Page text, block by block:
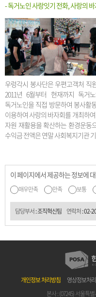
- 독거노인 사랑잇기 전화, 사랑의
우렁각시 봉사단은 우편고객처 직
2011년 6월부터 현재까지 독거
독거노인을 직접 방문하여 봉사활
이용하여 사랑의 바자회를 개최하
자원 재활용을 확산하는 환경운동
수익금 전액은 연말 사회복지기관
이 페이지에서 제공하는 정보에
매우만족 만족 보통
담당부서 : 조직혁신팀 연락처 :02-
개인정보 처리방침 영상정보처
본사 : (07245) 서울특